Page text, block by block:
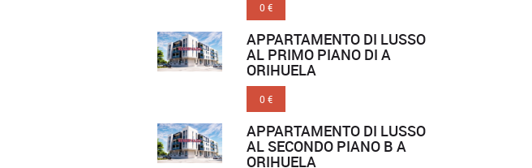
0 €
APPARTAMENTO DI LUSSO
AL PRIMO PIANO DI A
ORIHUELA
0 €
APPARTAMENTO DI LUSSO
AL SECONDO PIANO B A
ORIHUELA